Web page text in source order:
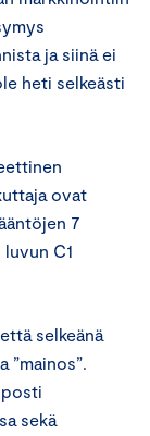
ja siinä ei
heti selkeästi
ovat
7
C1
selkeänä
”mainos”.
sekä